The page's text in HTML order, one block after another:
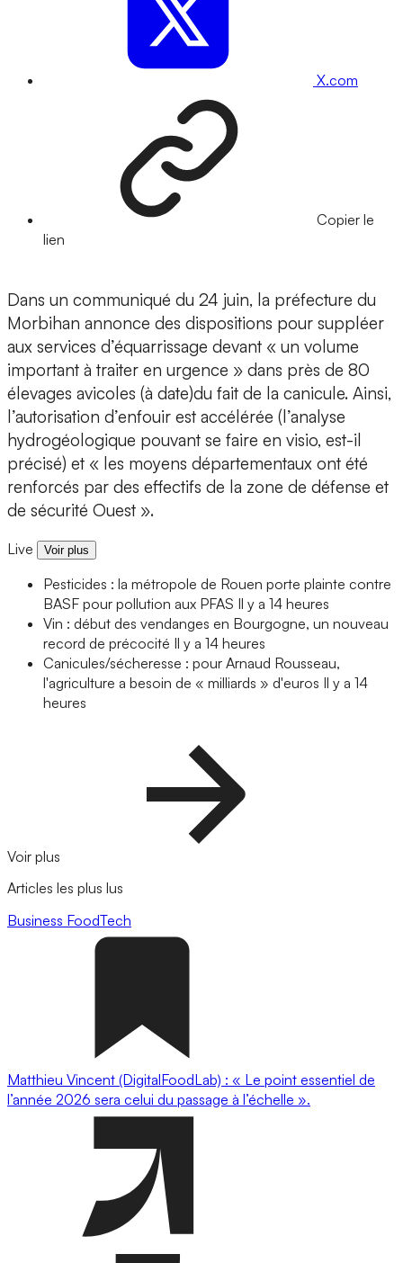
X.com
Copier le
lien
Dans un communiqué du 24 juin, la préfecture du
Morbihan annonce des dispositions pour suppléer
aux services d’équarrissage devant « un volume
important à traiter en urgence » dans près de 80
élevages avicoles (à date)du fait de la canicule. Ainsi,
l’autorisation d’enfouir est accélérée (l’analyse
hydrogéologique pouvant se faire en visio, est-il
précisé) et « les moyens départementaux ont été
renforcés par des effectifs de la zone de défense et
de sécurité Ouest ».
Live Voir plus
Pesticides : la métropole de Rouen porte plainte contre
BASF pour pollution aux PFAS Il y a 14 heures
Vin : début des vendanges en Bourgogne, un nouveau
record de précocité Il y a 14 heures
Canicules/sécheresse : pour Arnaud Rousseau,
l'agriculture a besoin de « milliards » d'euros Il y a 14
heures
Voir plus
Articles les plus lus
Business FoodTech
Matthieu Vincent (DigitalFoodLab) : « Le point essentiel de
l’année 2026 sera celui du passage à l’échelle ».